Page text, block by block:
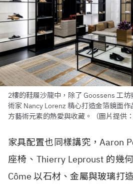
2樓的鞋履沙龍中，除了 Goossens 工
術家 Nancy Lorenz 精心打造金箔鏡面
方藝術元素的熱愛與收藏。（圖片提供：
家具配置也同樣講究，Aaron
座椅、Thierry Leproust 的幾
Côme 以石材、金屬與玻璃打